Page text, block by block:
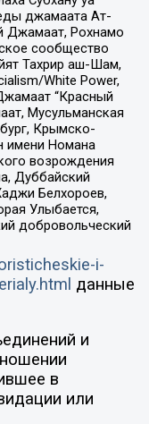
джамаата Ат-
Джамаат, Рохнамо
сообщество
Тахрир аш-Шам,
White Power,
“Красный
Мусульманская
Крымско-
имени Номана
возрождения
Дуббайский
Белхороев,
Улыбается,
добровольческий
i-
данные
и
в
или